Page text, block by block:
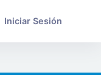
Iniciar Sesión